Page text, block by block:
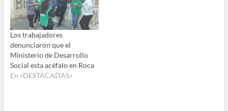
Los trabajadores
denunciaron que el
Ministerio de Desarrollo
Social esta acéfalo en Roca
En «DESTACADAS»